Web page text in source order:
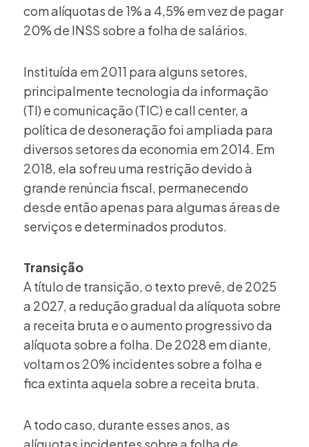
com alíquotas de 1% a 4,5% em vez de pagar
20% de INSS sobre a folha de salários.
Instituída em 2011 para alguns setores,
principalmente tecnologia da informação
(TI) e comunicação (TIC) e call center, a
política de desoneração foi ampliada para
diversos setores da economia em 2014. Em
2018, ela sofreu uma restrição devido à
grande renúncia fiscal, permanecendo
desde então apenas para algumas áreas de
serviços e determinados produtos.
Transição
A título de transição, o texto prevê, de 2025
a 2027, a redução gradual da alíquota sobre
a receita bruta e o aumento progressivo da
alíquota sobre a folha. De 2028 em diante,
voltam os 20% incidentes sobre a folha e
fica extinta aquela sobre a receita bruta.
A todo caso, durante esses anos, as
alíquotas incidentes sobre a folha de